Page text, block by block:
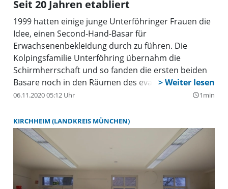
Seit 20 Jahren etabliert
1999 hatten einige junge Unterföhringer Frauen die
Idee, einen Second-Hand-Basar für
Erwachsenenbekleidung durch zu führen. Die
Kolpingsfamilie Unterföhring übernahm die
Schirmherrschaft und so fanden die ersten beiden
Basare noch in den Räumen des evangelischen
Gemeindezentrums, dann weitere Basare in der
katholischen Pfarrzentrum statt. Inzwischen ist der
Basar der Kolpingsfamilie weit über die Grenzen
Unterföhring bekannt und beliebt.
06.11.2020 05:12 Uhr query_builder1min
KIRCHHEIM (LANDKREIS MÜNCHEN)